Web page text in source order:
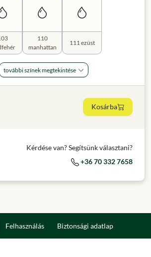
110
manhattan
111 ezüst
további színek megtekintése
Kosárba
Kérdése van? Segítsünk választani?
+36 70 332 7658
Felhasználás Biztonsági adatlap